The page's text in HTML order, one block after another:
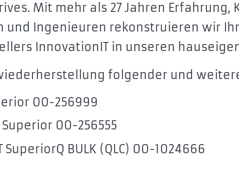
Mit mehr als 27 Jahren
und Ingenieuren rekonstruieren wir
InnovationIT in unseren
folgender und
00-256999
Superior 00-256555
SuperiorQ BULK (QLC) 00-1024666